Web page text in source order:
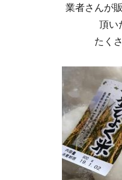
業者さんが
頂い
たく